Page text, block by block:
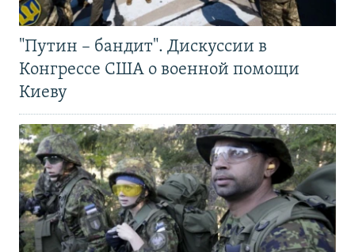
"Путин – бандит". Дискуссии в
Конгрессе США о военной помощи
Киеву